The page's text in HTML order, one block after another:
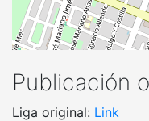
Publicación
Liga original: Link